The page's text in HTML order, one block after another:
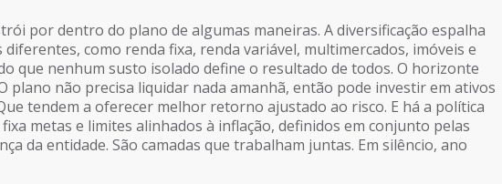
por dentro do plano de algumas maneiras. A diversificação espalha
como renda fixa, renda variável, multimercados, imóveis e
que nenhum susto isolado define o resultado de todos. O horizonte
plano não precisa liquidar nada amanhã, então pode investir em ativos
tendem a oferecer melhor retorno ajustado ao risco. E há a política
metas e limites alinhados à inflação, definidos em conjunto pelas
da entidade. São camadas que trabalham juntas. Em silêncio, ano